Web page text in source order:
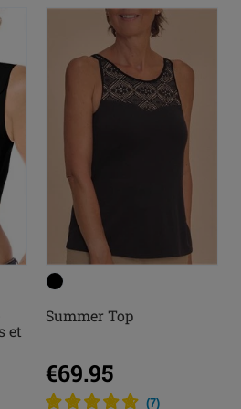
et
Summer Top
€69.95
(7)